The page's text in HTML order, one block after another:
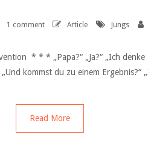
1 comment Article Jungs
* * * „Papa?“ „Ja?“ „Ich
kommst du zu einem
Read More